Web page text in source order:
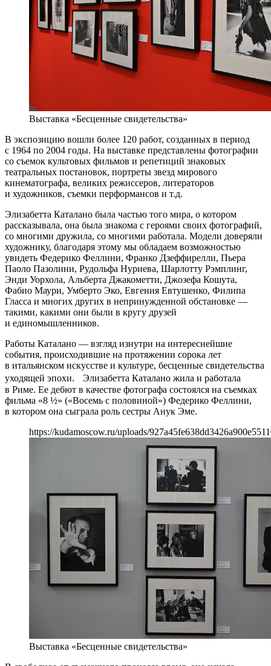
Выставка «Бесценные свидетельства»
В экспозицию вошли более 120 работ, созданных в период
с 1964 по 2004 годы. На выставке представлены фотографии
со съемок культовых фильмов и репетиций знаковых
театральных постановок, портреты звезд мирового
кинематографа, великих режиссеров, литераторов
и художников, съемки перформансов и т.д.
Элизабетта Каталано была частью того мира, о котором
рассказывала, она была знакома с героями своих фотографий,
со многими дружила, со многими работала. Модели доверяли
художнику, благодаря этому мы обладаем возможностью
увидеть Федерико Феллини, Франко Дзеффирелли, Пьера
Паоло Пазолини, Рудольфа Нуриева, Шарлотту Рэмплинг,
Энди Уорхола, Альберта Джакометти, Джозефа Кошута,
Фабио Маури, Умберто Эко, Евгения Евтушенко, Филипа
Гласса и многих других в непринужденной обстановке —
такими, какими они были в кругу друзей
и единомышленников.
Работы Каталано — взгляд изнутри на интереснейшие
события, происходившие на протяжении сорока лет
в итальянском искусстве и культуре, бесценные свидетельства
уходящей эпохи. Элизабетта Каталано жила и работала
в Риме. Ее дебют в качестве фотографа состоялся на съемках
фильма «8 ½» («Восемь с половиной») Федерико Феллини,
в котором она сыграла роль сестры Анук Эме.
https://kudamoscow.ru/uploads/
Выставка «Бесценные свидетельства»